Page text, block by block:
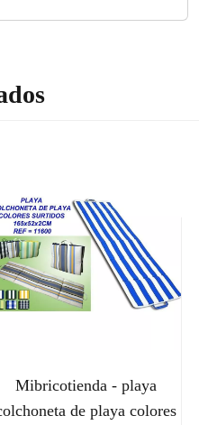
Mibricotienda - playa
de playa colores